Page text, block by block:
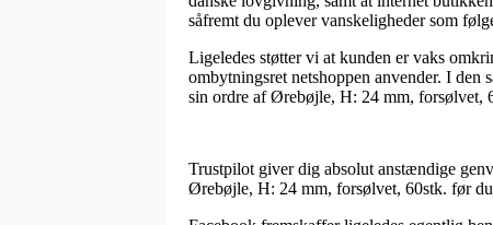
såfremt du oplever vanskeligheder som
Ligeledes støtter vi at kunden er vaks
ombytningsret netshoppen anvender. I den
sin ordre af Ørebøjle, H: 24 mm, forsølvet,
Trustpilot giver dig absolut anstændige
Ørebøjle, H: 24 mm, forsølvet, 60stk. før